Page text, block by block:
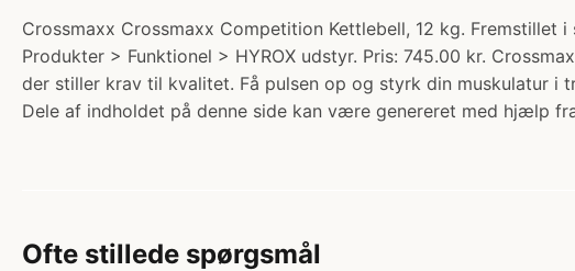
Crossmaxx Crossmaxx Competition Kettlebell, 12 kg.
Produkter > Funktionel > HYROX udstyr. Pris: 745.00 kr.
der stiller krav til kvalitet. Få pulsen op og styrk din muskulatur i
Dele af indholdet på denne side kan være genereret med hjælp
Ofte stillede spørgsmål